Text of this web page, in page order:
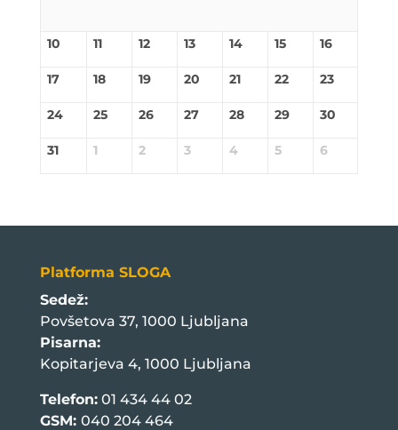
10 11 12 13 14 15 16
17 18 19 20 21 22 23
24 25 26 27 28 29 30
31 1 2 3 4 5 6
Platforma SLOGA
Sedež:
Povšetova 37, 1000 Ljubljana
Pisarna:
Kopitarjeva 4, 1000 Ljubljana
Telefon:01 434 44 02
GSM: 040 204 464